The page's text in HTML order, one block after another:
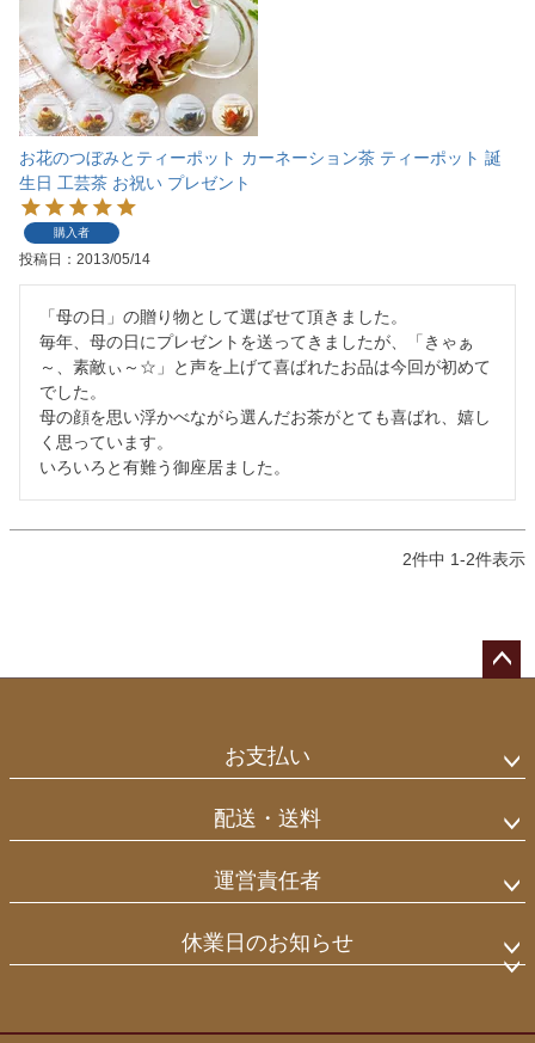
お花のつぼみとティーポット カーネーション茶 ティーポット 誕
生日 工芸茶 お祝い プレゼント
購入者
投稿日 2013/05/14
「母の日」の贈り物として選ばせて頂きました。
毎年、母の日にプレゼントを送ってきましたが、「きゃぁ
～、素敵ぃ～☆」と声を上げて喜ばれたお品は今回が初めて
でした。
母の顔を思い浮かべながら選んだお茶がとても喜ばれ、嬉し
く思っています。
いろいろと有難う御座居ました。
2件中 1-2件表示
お支払い
配送・送料
運営責任者
休業日のお知らせ